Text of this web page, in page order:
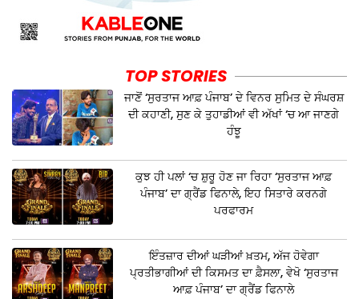
TOP STORIES
ਜਾਣੋਂ ‘ਸੁਰਤਾਜ ਆਫ਼ ਪੰਜਾਬ’ ਦੇ ਵਿਨਰ ਸੁਮਿਤ ਦੇ ਸੰਘਰਸ਼
ਦੀ ਕਹਾਣੀ, ਸੁਣ ਕੇ ਤੁਹਾਡੀਆਂ ਵੀ ਅੱਖਾਂ ‘ਚ ਆ ਜਾਣਗੇ
ਹੰਝੂ
ਕੁਝ ਹੀ ਪਲਾਂ ‘ਚ ਸ਼ੁਰੂ ਹੋਣ ਜਾ ਰਿਹਾ ‘ਸੁਰਤਾਜ ਆਫ਼
ਪੰਜਾਬ’ ਦਾ ਗ੍ਰੈਂਡ ਫਿਨਾਲੇ, ਇਹ ਸਿਤਾਰੇ ਕਰਨਗੇ
ਪਰਫਾਰਮ
ਇੰਤਜ਼ਾਰ ਦੀਆਂ ਘੜੀਆਂ ਖ਼ਤਮ, ਅੱਜ ਹੋਵੇਗਾ
ਪ੍ਰਤੀਭਾਗੀਆਂ ਦੀ ਕਿਸਮਤ ਦਾ ਫ਼ੈਸਲਾ, ਵੇਖੋ ‘ਸੁਰਤਾਜ
ਆਫ਼ ਪੰਜਾਬ’ ਦਾ ਗ੍ਰੈਂਡ ਫਿਨਾਲੇ